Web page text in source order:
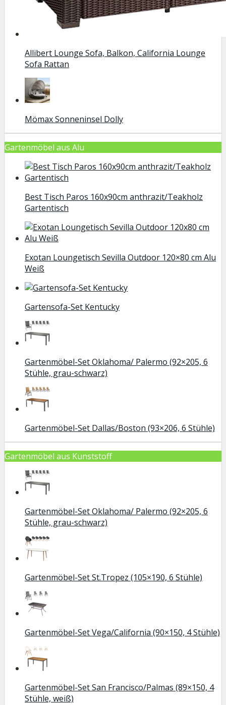
Allibert Lounge Sofa, Balkon, California Lounge
Sofa Rattan
Mömax Sonneninsel Dolly
Gartenmöbel aus Alu
Best Tisch Paros 160x90cm anthrazit/Teakholz
Gartentisch
Exotan Loungetisch Sevilla Outdoor 120×80 cm Alu
Weiß
Gartensofa-Set Kentucky
Gartenmöbel-Set Oklahoma/ Palermo (92×205, 6
Stühle, grau-schwarz)
Gartenmöbel-Set Dallas/Boston (93×206, 6 Stühle)
Gartenmöbel aus Kunststoff
Gartenmöbel-Set Oklahoma/ Palermo (92×205, 6
Stühle, grau-schwarz)
Gartenmöbel-Set St.Tropez (105×190, 6 Stühle)
Gartenmöbel-Set Vega/California (90×150, 4 Stühle)
Gartenmöbel-Set San Francisco/Palmas (89×150, 4
Stühle, weiß)